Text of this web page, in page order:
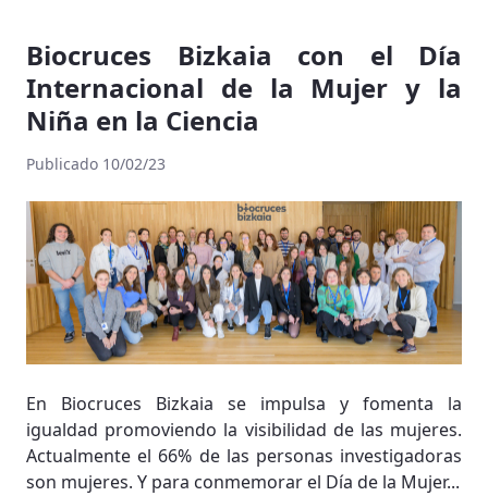
Biocruces Bizkaia con el Día
Internacional de la Mujer y la
Niña en la Ciencia
Publicado 10/02/23
En Biocruces Bizkaia se impulsa y fomenta la
igualdad promoviendo la visibilidad de las mujeres.
Actualmente el 66% de las personas investigadoras
son mujeres. Y para conmemorar el Día de la Mujer...